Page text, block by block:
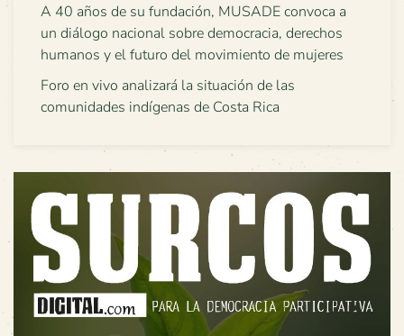
A 40 años de su fundación, MUSADE convoca a
un diálogo nacional sobre democracia, derechos
humanos y el futuro del movimiento de mujeres
Foro en vivo analizará la situación de las
comunidades indígenas de Costa Rica